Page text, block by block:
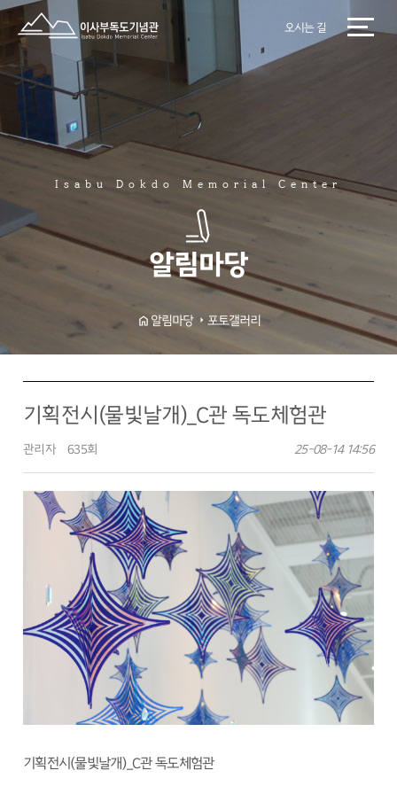
오시는 길
Isabu Dokdo Memorial Center
알림마당
알림마당 포토갤러리
기획전시(물빛날개)_C관 독도체험관
관리자 635회 25-08-14 14:56
기획전시(물빛날개)_C관 독도체험관